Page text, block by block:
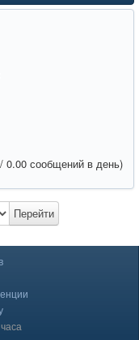
0.00 сообщений в день)
Перейти